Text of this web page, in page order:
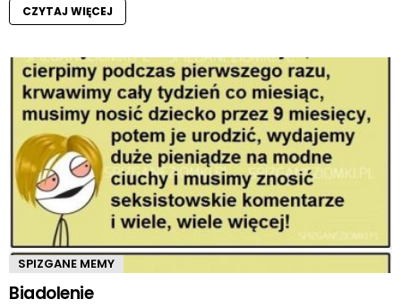
CZYTAJ WIĘCEJ
SPIZGANE MEMY
Biadolenie